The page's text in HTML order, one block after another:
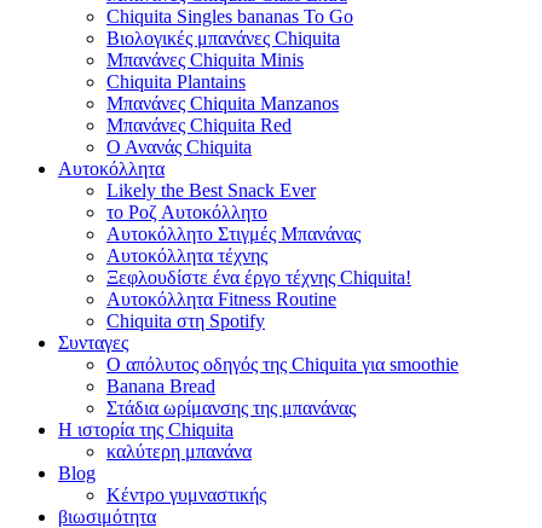
Chiquita Singles bananas To Go
Βιολογικές μπανάνες Chiquita
Μπανάνες Chiquita Minis
Chiquita Plantains
Μπανάνες Chiquita Manzanos
Μπανάνες Chiquita Red
Ο Ανανάς Chiquita
Αυτοκόλλητα
Likely the Best Snack Ever
το Ροζ Αυτοκόλλητο
Αυτοκόλλητο Στιγμές Μπανάνας
Αυτοκόλλητα τέχνης
Ξεφλουδίστε ένα έργο τέχνης Chiquita!
Αυτοκόλλητα Fitness Routine
Chiquita στη Spotify
Συνταγες
Ο απόλυτος οδηγός της Chiquita για smoothie
Banana Bread
Στάδια ωρίμανσης της μπανάνας
Η ιστορία της Chiquita
καλύτερη μπανάνα
Blog
Κέντρο γυμναστικής
βιωσιμότητα